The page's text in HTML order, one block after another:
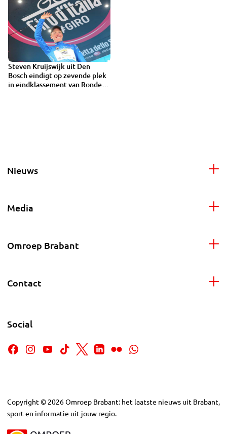
Steven Kruijswijk uit Den
Bosch eindigt op zevende plek
in eindklassement van Ronde
Nieuws
Media
Omroep Brabant
Contact
Social
Copyright © 2026Omroep Brabant: het laatste nieuws uit Brabant,
sport en informatie uit jouw regio.